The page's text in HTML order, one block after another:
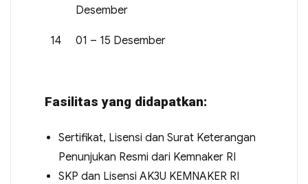
Desember
14 01 – 15 Desember
Fasilitas yang didapatkan:
Sertifikat, Lisensi dan Surat Keterangan
Penunjukan Resmi dari Kemnaker RI
SKP dan Lisensi AK3U KEMNAKER RI